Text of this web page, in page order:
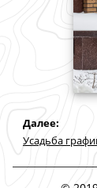
Дaлее:
Усадьба